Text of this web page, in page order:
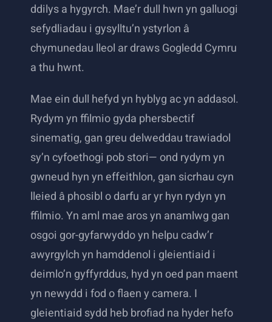
ddilys a hygyrch. Mae’r dull hwn yn galluogi
sefydliadau i gysylltu’n ystyrlon â
chymunedau lleol ar draws Gogledd Cymru
a thu hwnt.
Mae ein dull hefyd yn hyblyg ac yn addasol.
Rydym yn ffilmio gyda phersbectif
sinematig, gan greu delweddau trawiadol
sy’n cyfoethogi pob stori— ond rydym yn
gwneud hyn yn effeithlon, gan sicrhau cyn
lleied â phosibl o darfu ar yr hyn rydyn yn
ffilmio. Yn aml mae aros yn anamlwg gan
osgoi gor-gyfarwyddo yn helpu cadw’r
awyrgylch yn hamddenol i gleientiaid i
deimlo’n gyffyrddus, hyd yn oed pan maent
yn newydd i fod o flaen y camera. I
gleientiaid sydd heb brofiad na hyder hefo